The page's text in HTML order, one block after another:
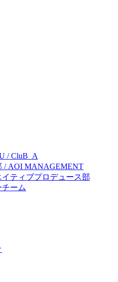
/ CluB_A
/ AOI MANAGEMENT
ティブプロデュース部
ーム